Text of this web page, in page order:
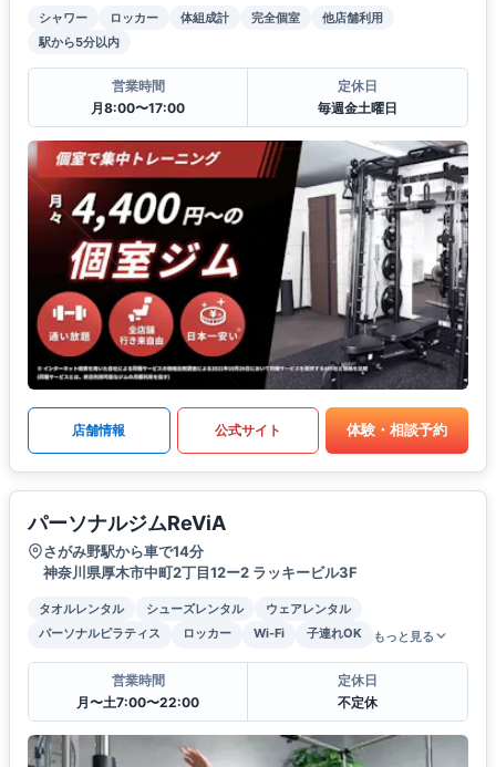
シャワー ロッカー 体組成計 完全個室
他店舗利用
駅から5分以内
営業時間
月8:00〜17:00
定休日
毎週金土曜日
店舗情報 公式サイト 体験・相談予約
パーソナルジムReViA
さがみ野駅から車で14分
神奈川県厚木市中町2丁目12ー2 ラッキービル3F
タオルレンタル シューズレンタル
ウェアレンタル
パーソナルピラティス
ロッカー Wi-Fi 子連れOK もっと見る
営業時間
月〜土7:00〜22:00
定休日
不定休